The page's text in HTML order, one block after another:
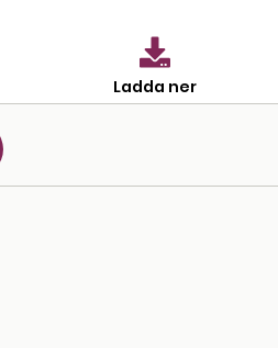
Ladda ner